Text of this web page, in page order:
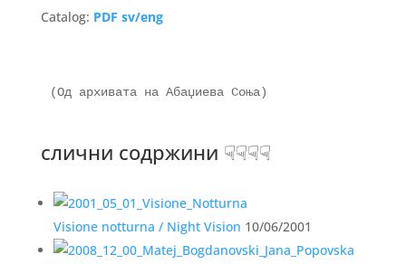
Catalog: PDF sv/eng
слични содржини ☟☟☟☟
Visione notturna / Night Vision 10/06/2001